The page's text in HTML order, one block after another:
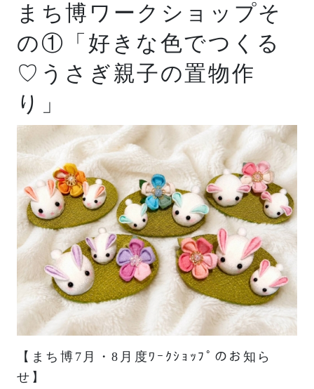
まち博ワークショップそ
の①「好きな色でつくる
♡うさぎ親子の置物作
り」
【まち博7月・8月度ﾜｰｸｼｮｯﾌﾟのお知ら
せ】